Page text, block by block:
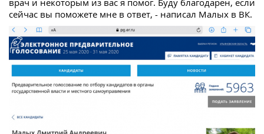
сейчас вы поможете мне в ответ, - написал Малых в ВК.